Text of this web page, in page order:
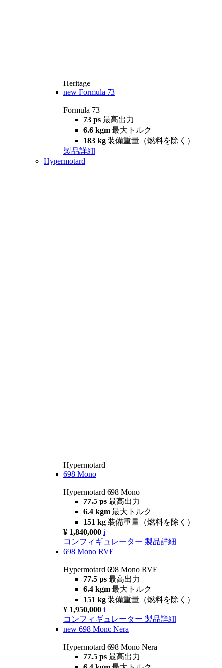
Heritage
new Formula 73
Formula 73
73 ps 最高出力
6.6 kgm 最大トルク
183 kg 装備重量（燃料を除く）
製品詳細
Hypermotard
Hypermotard
698 Mono
Hypermotard 698 Mono
77.5 ps 最高出力
6.4 kgm 最大トルク
151 kg 装備重量（燃料を除く）
¥ 1,840,000 i
コンフィギュレーター 製品詳細
698 Mono RVE
Hypermotard 698 Mono RVE
77.5 ps 最高出力
6.4 kgm 最大トルク
151 kg 装備重量（燃料を除く）
¥ 1,950,000 i
コンフィギュレーター 製品詳細
new 698 Mono Nera
Hypermotard 698 Mono Nera
77.5 ps 最高出力